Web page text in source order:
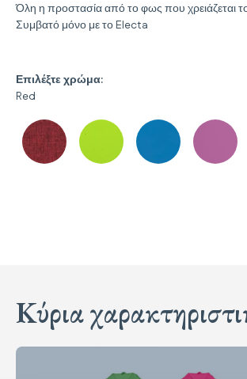
Όλη η προστασία από το φως που χρειάζεται
Συμβατό μόνο με το Electa
Επιλέξτε χρώμα:
Red
Κύρια